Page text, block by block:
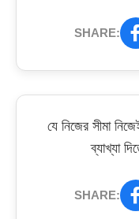
SHARE:
যে নিজের সীমা
ব্যাখ্যা
SHARE: